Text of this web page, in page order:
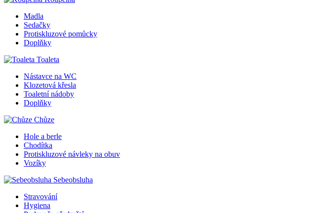
Madla
Sedačky
Protiskluzové pomůcky
Doplňky
Toaleta
Nástavce na WC
Klozetová křesla
Toaletní nádoby
Doplňky
Chůze
Hole a berle
Chodítka
Protiskluzové návleky na obuv
Vozíky
Sebeobsluha
Stravování
Hygiena